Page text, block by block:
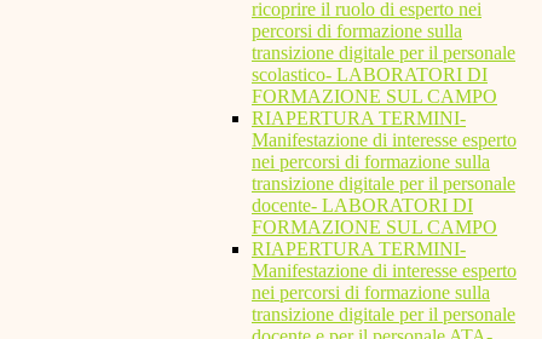
ricoprire il ruolo di esperto nei
percorsi di formazione sulla
transizione digitale per il personale
scolastico- LABORATORI DI
FORMAZIONE SUL CAMPO
RIAPERTURA TERMINI-
Manifestazione di interesse esperto
nei percorsi di formazione sulla
transizione digitale per il personale
docente- LABORATORI DI
FORMAZIONE SUL CAMPO
RIAPERTURA TERMINI-
Manifestazione di interesse esperto
nei percorsi di formazione sulla
transizione digitale per il personale